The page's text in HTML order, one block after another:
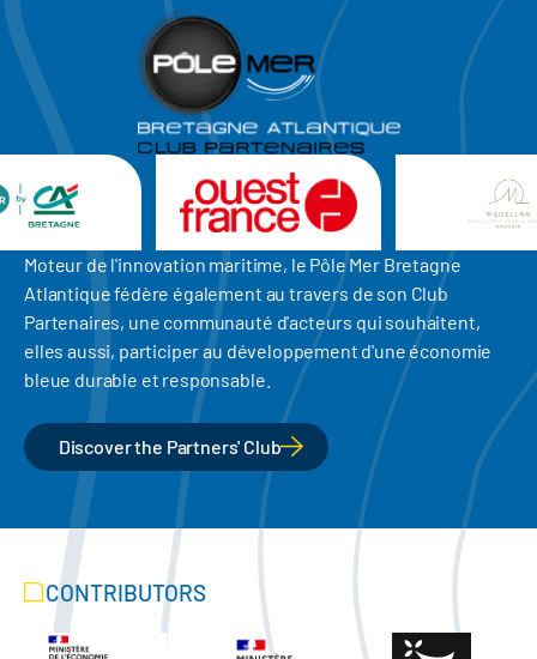
Moteur de l'innovation maritime, le Pôle Mer Bretagne
Atlantique fédère également au travers de son Club
Partenaires, une communauté d'acteurs qui souhaitent,
elles aussi, participer au développement d'une économie
bleue durable et responsable.
Discover the Partners' Club
CONTRIBUTORS